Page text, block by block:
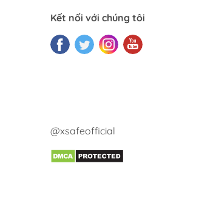
Kết nối với chúng tôi
@xsafeofficial